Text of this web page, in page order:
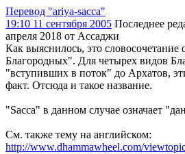
Перевод "ariya-sacca"
19:10 11 сентября 2005 Последнее
апреля 2018 от Ассаджи
Как выяснилось, это словосочетание
Благородных". Для четырех видов
"вступивших в поток" до Архатов,
факт. Отсюда и такое название.
"Sacca" в данном случае означает
См. также тему на английском:
http://www.dhammawheel.com/